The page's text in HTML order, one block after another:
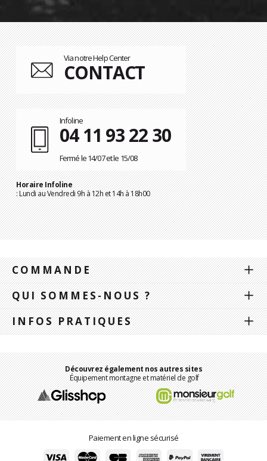
Via notre Help Center
CONTACT
Infoline
04 11 93 22 30
Fermé le 14/07 et le 15/08
Horaire Infoline
: Lundi au Vendredi 9h à 12h et 14h à 18h00
COMMANDE
QUI SOMMES-NOUS ?
INFOS PRATIQUES
Découvrez également nos autres sites
Équipement montagne et matériel de golf
Paiement en ligne sécurisé